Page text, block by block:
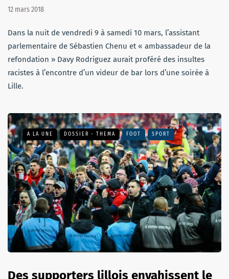
12 mars 2018
Dans la nuit de vendredi 9 à samedi 10 mars, l’assistant
parlementaire de Sébastien Chenu et « ambassadeur de la
refondation » Davy Rodriguez aurait proféré des insultes
racistes à l’encontre d’un videur de bar lors d’une soirée à
Lille.
A LA UNE DOSSIER - THEMA FOOT SPORT
Des supporters lillois envahissent le